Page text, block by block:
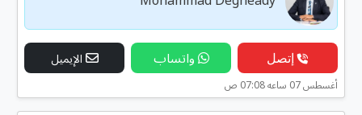
إتصل واتساب الإيميل
أغسطس 07 ساعه 07:08 ص